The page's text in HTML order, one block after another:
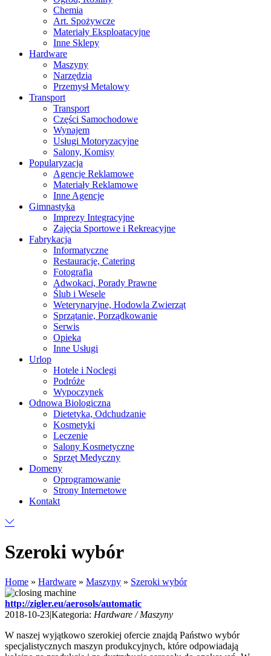
Chemia
Art. Spożywcze
Materiały Eksploatacyjne
Inne Sklepy
Hardware
Maszyny
Narzędzia
Przemysł Metalowy
Transport
Transport
Części Samochodowe
Wynajem
Usługi Motoryzacyjne
Salony, Komisy
Popularyzacja
Agencje Reklamowe
Materiały Reklamowe
Inne Agencje
Gimnastyka
Imprezy Integracyjne
Zajęcia Sportowe i Rekreacyjne
Fabrykacja
Informatyczne
Restauracje, Catering
Fotografia
Adwokaci, Porady Prawne
Ślub i Wesele
Weterynaryjne, Hodowla Zwierząt
Sprzątanie, Porządkowanie
Serwis
Opieka
Inne Usługi
Urlop
Hotele i Noclegi
Podróże
Wypoczynek
Odnowa Biologiczna
Dietetyka, Odchudzanie
Kosmetyki
Leczenie
Salony Kosmetyczne
Sprzęt Medyczny
Domeny
Oprogramowanie
Strony Internetowe
Kontakt
Szeroki wybór
Home » Hardware » Maszyny » Szeroki wybór
http://zigler.eu/aerosols/automatic
2018-10-23|Kategoria: Hardware / Maszyny
W naszej wyjątkowo szerokiej ofercie znajdą Państwo wybór
specjalistycznych maszyn produkcyjnych, które odpowiadają